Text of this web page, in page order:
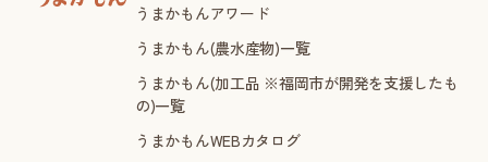
うまかもんアワード
うまかもん(農水産物)一覧
うまかもん(加工品 ※福岡市が開発を支援したも
の)一覧
うまかもんWEBカタログ